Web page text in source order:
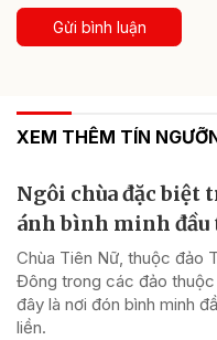
Gửi bình luận
XEM THÊM TÍN
Ngôi chùa đặc biệt
ánh bình minh đầu
Chùa Tiên Nữ, thuộc đảo
Đông trong các đảo
đây là nơi đón bình minh
liền.